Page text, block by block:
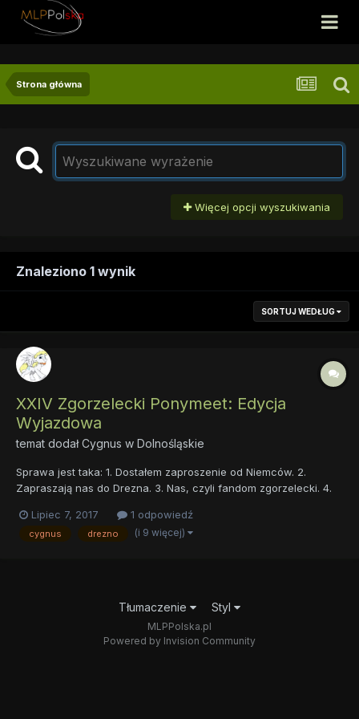
Strona główna
Więcej opcji wyszukiwania
Znaleziono 1 wynik
SORTUJ WEDŁUG
XXIV Zgorzelecki Ponymeet: Edycja
Wyjazdowa
temat dodałCygnus w Dolnośląskie
Sprawa jest taka: 1. Dostałem zaproszenie od Niemców. 2.
Zapraszają nas do Drezna. 3. Nas, czyli fandom zgorzelecki. 4.
sumie zapraszają wszystkich 5. Termin 22 lipca. 6. Transport
free. 7. Istnieje prawdopodobieńs...
Lipiec 7, 2017 1 odpowiedź
cygnus drezno (i 9 więcej)
Tłumaczenie Styl
MLPPolska.pl
Powered by Invision Community